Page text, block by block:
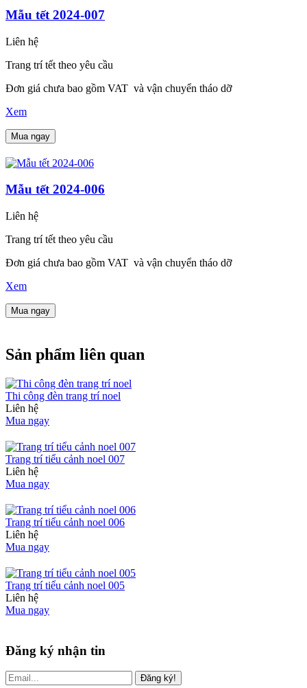
Mẫu tết 2024-007
Liên hệ
Trang trí tết theo yêu cầu
Đơn giá chưa bao gồm VAT và vận chuyển tháo dỡ
Xem
Mua ngay
Mẫu tết 2024-006
Liên hệ
Trang trí tết theo yêu cầu
Đơn giá chưa bao gồm VAT và vận chuyển tháo dỡ
Xem
Mua ngay
Sản phẩm liên quan
Thi công đèn trang trí noel
Liên hệ
Mua ngay
Trang trí tiểu cảnh noel 007
Liên hệ
Mua ngay
Trang trí tiểu cảnh noel 006
Liên hệ
Mua ngay
Trang trí tiểu cảnh noel 005
Liên hệ
Mua ngay
Đăng ký nhận tin
Đăng ký!